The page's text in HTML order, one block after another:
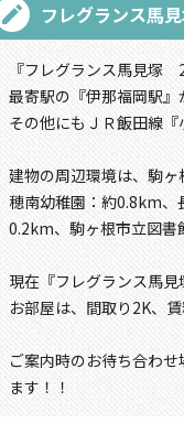
フレグランス馬
『フレグランス馬見塚
最寄駅の『伊那福岡駅』
その他にもＪＲ飯田線
建物の周辺環境は、駒
穂南幼稚園：約0.8km、
0.2km、駒ヶ根市立図書
現在『フレグランス馬
お部屋は、間取り2K、
ご案内時のお待ち合わ
ます！！